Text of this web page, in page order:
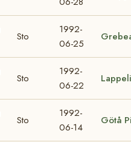
Sto
1992-
06-25
Sto
1992-
06-22
Sto
1992-
06-14
Götå